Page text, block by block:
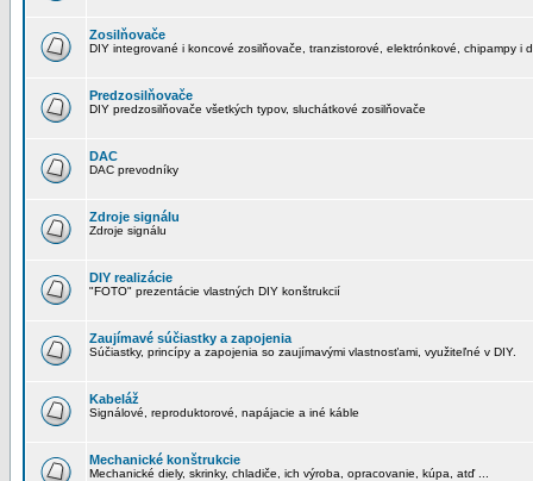
Zosilňovače
DIY integrované i koncové zosilňovače, tranzistorové, elektrónkové, chipampy i
Predzosilňovače
DIY predzosilňovače všetkých typov, sluchátkové zosilňovače
DAC
DAC prevodníky
Zdroje signálu
Zdroje signálu
DIY realizácie
"FOTO" prezentácie vlastných DIY konštrukcií
Zaujímavé súčiastky a zapojenia
Súčiastky, princípy a zapojenia so zaujímavými vlastnosťami, využiteľné v DIY.
Kabeláž
Signálové, reproduktorové, napájacie a iné káble
Mechanické konštrukcie
Mechanické diely, skrinky, chladiče, ich výroba, opracovanie, kúpa, atď ...